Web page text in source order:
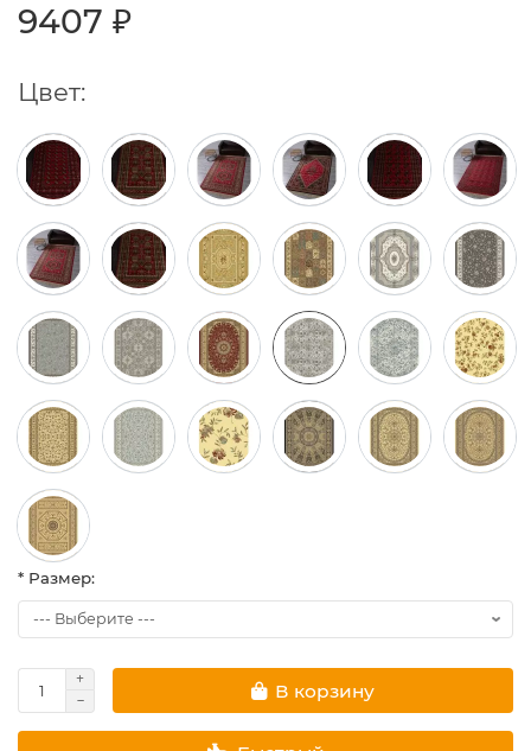
9407 ₽
Цвет:
* Размер:
В корзину